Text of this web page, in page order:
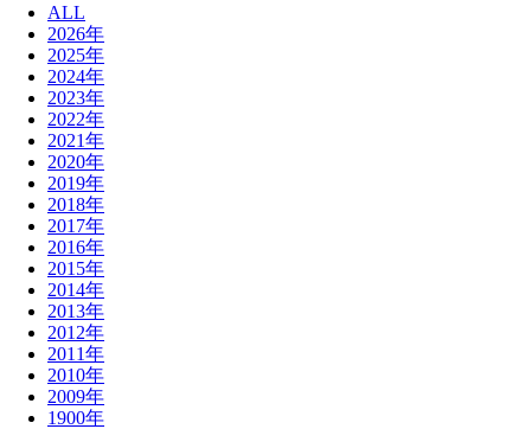
ALL
2026年
2025年
2024年
2023年
2022年
2021年
2020年
2019年
2018年
2017年
2016年
2015年
2014年
2013年
2012年
2011年
2010年
2009年
1900年